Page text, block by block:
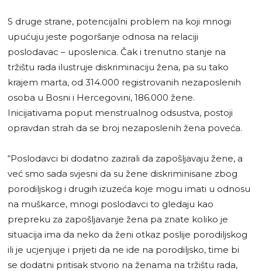
S druge strane, potencijalni problem na koji mnogi
upućuju jeste pogoršanje odnosa na relaciji
poslodavac – uposlenica. Čak i trenutno stanje na
tržištu rada ilustruje diskriminaciju žena, pa su tako
krajem marta, od 314.000 registrovanih nezaposlenih
osoba u Bosni i Hercegovini, 186.000 žene.
Inicijativama poput menstrualnog odsustva, postoji
opravdan strah da se broj nezaposlenih žena poveća.
“Poslodavci bi dodatno zazirali da zapošljavaju žene, a
već smo sada svjesni da su žene diskriminisane zbog
porodiljskog i drugih izuzeća koje mogu imati u odnosu
na muškarce, mnogi poslodavci to gledaju kao
prepreku za zapošljavanje žena pa znate koliko je
situacija ima da neko da ženi otkaz poslije porodiljskog
ili je ucjenjuje i prijeti da ne ide na porodiljsko, time bi
se dodatni pritisak stvorio na ženama na tržištu rada,